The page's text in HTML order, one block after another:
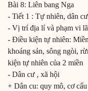
Bài 8: Liên bang Nga
- Tiết 1 : Tự nhiên, dân
- Vị trí địa lí và phạm vi
- Điều kiện tự nhiên:
khoáng sản, sông ngòi,
kiện tự nhiên của 2 miền
- Dân cư , xã hội
+ Dân cu: quy mô, cơ